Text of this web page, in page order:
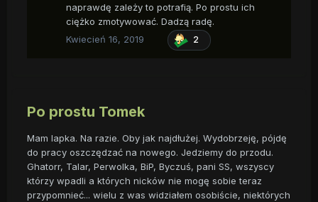
naprawdę zależy to potrafią. Po prostu ich
ciężko zmotywować. Dadzą radę.
Kwiecień 16, 2019
2
Po prostu Tomek
Mam lapka. Na razie. Oby jak najdłużej. Wydobrzeję, pójdę
do pracy oszczędzać na nowego. Jedziemy do przodu.
Ghatorr, Talar, Perwolka, BiP, Byczuś, pani SS, wszyscy
którzy wpadli a których nicków nie mogę sobie teraz
przypomnieć... wielu z was widziałem osobiście, niektórych